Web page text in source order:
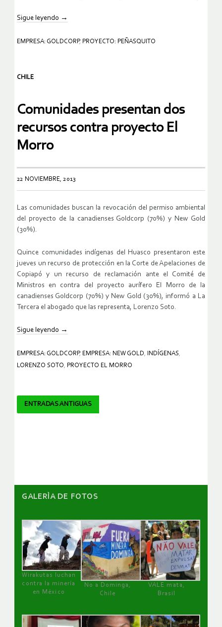
Sigue leyendo →
EMPRESA: GOLDCORP, PROYECTO: PEÑASQUITO
CHILE
Comunidades presentan dos
recursos contra proyecto El
Morro
22 NOVIEMBRE, 2013
Las comunidades buscan la revocación del permiso ambiental
del proyecto de la canadienses Goldcorp (70%) y New Gold
(30%).
Quince comunidades indígenas del Huasco presentaron este
jueves un recurso de protección en la Corte de Apelaciones de
Copiapó y un recurso de reclamación ante el Comité de
Ministros en contra del proyecto aurífero El Morro de la
canadienses Goldcorp (70%) y New Gold (30%), informó a La
Tercera el abogado que las representa, Lorenzo Soto.
Sigue leyendo →
EMPRESA: GOLDCORP, EMPRESA: NEW GOLD, INDÍGENAS,
LORENZO SOTO, PROYECTO EL MORRO
Navegador
ENTRADAS ANTIGUAS
GALERÌA DE FOTOS
Wirakutas luchan
contra la minería
en México
No a Dominga,
Chile
VALE mata,
Brasil